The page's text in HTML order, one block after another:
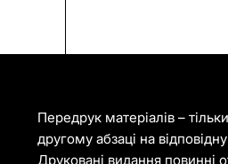
Передрук матеріалів –
другому абзаці на
Друковані видання повинні